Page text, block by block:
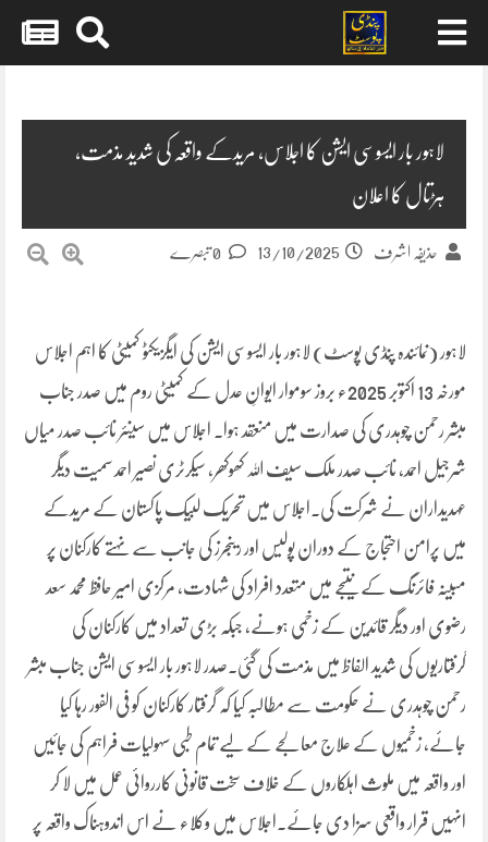
لاہور بار ایسوسی ایشن کا اجلاس، مریدکے واقعہ کی شدید مذمت،
ہڑتال کا اعلان
حذیفہ اشرف 13/10/2025
لاہور (نمائندہ پنڈی پوسٹ) لاہور بار ایسوسی ایشن کی ایگزیکٹو کمیٹی کا اہم اجلاس
مورخہ 13 اکتوبر 2025ء بروز سوموار ایوانِ عدل کے کمیٹی روم میں صدر جناب
مبشر رحمن چوہدری کی صدارت میں منعقد ہوا۔ اجلاس میں سینئر نائب صدر میاں
شرجیل احمد، نائب صدر ملک سیف اللہ کھوکھر، سیکرٹری نصیر احمد سمیت دیگر
عہدیداران نے شرکت کی۔اجلاس میں تحریک لبیک پاکستان کے مریدکے
میں پرامن احتجاج کے دوران پولیس اور رینجرز کی جانب سے نہتے کارکنان پر
مبینہ فائرنگ کے نتیجے میں متعدد افراد کی شہادت، مرکزی امیر حافظ محمد سعد
رضوی اور دیگر قائدین کے زخمی ہونے، جبکہ بڑی تعداد میں کارکنان کی
گرفتاریوں کی شدید الفاظ میں مذمت کی گئی۔صدر لاہور بار ایسوسی ایشن جناب مبشر
رحمن چوہدری نے حکومت سے مطالبہ کیا کہ گرفتار کارکنان کو فی الفور رہا کیا
جائے، زخمیوں کے علاج معالجے کے لیے تمام طبی سہولیات فراہم کی جائیں
اور واقعہ میں ملوث اہلکاروں کے خلاف سخت قانونی کارروائی عمل میں لا کر
انہیں قرار واقعی سزا دی جائے۔اجلاس میں وکلاء نے اس اندوہناک واقعہ پر